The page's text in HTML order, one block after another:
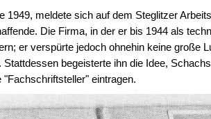
1949, meldete sich auf dem Steglitzer
Die Firma, in der er bis 1944 als
er verspürte jedoch ohnehin keine große
begeisterte ihn die Idee,
eintragen.